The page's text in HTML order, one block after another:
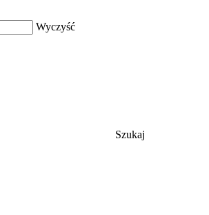
Wyczyść
Szukaj